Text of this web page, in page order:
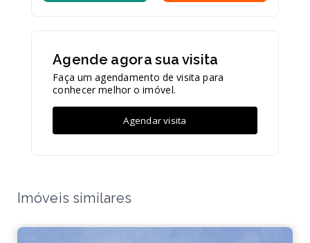
Agende agora sua visita
Faça um agendamento de visita para
conhecer melhor o imóvel.
Agendar visita
Imóveis similares